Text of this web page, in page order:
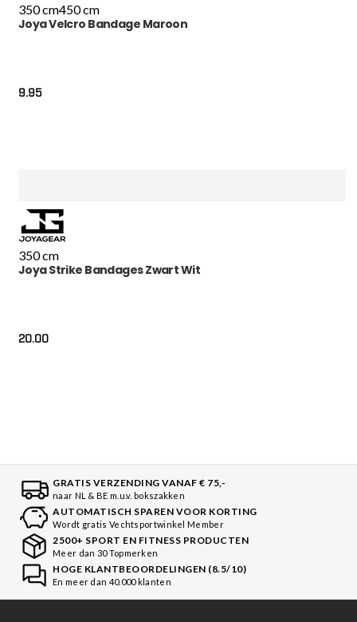
350 cm450 cm
Joya Velcro Bandage Maroon
9.95
350 cm
Joya Strike Bandages Zwart Wit
20.00
GRATIS VERZENDING VANAF € 75,-
naar NL & BE m.u.v. bokszakken
AUTOMATISCH SPAREN VOOR KORTING
Wordt gratis Vechtsportwinkel Member
2500+ SPORT EN FITNESS PRODUCTEN
Meer dan 30 Topmerken
HOGE KLANTBEOORDELINGEN (8.5/10)
En meer dan 40.000 klanten